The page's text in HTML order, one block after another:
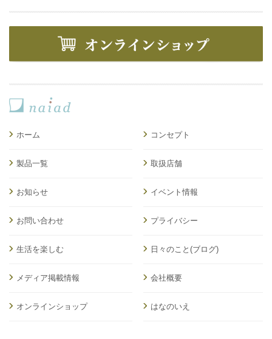
ホーム
製品一覧
お知らせ
お問い合わせ
生活を楽しむ
メディア掲載情報
オンラインショップ
コンセプト
取扱店舗
イベント情報
プライバシー
日々のこと(ブログ)
会社概要
はなのいえ